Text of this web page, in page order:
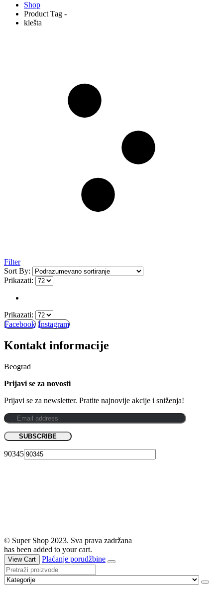
Shop
Product Tag -
klešta
Filter
Sort By:
Prikazati:
Prikazati:
Facebook Instagram
Kontakt informacije
Beograd
Prijavi se za novosti
Prijavi se za newsletter. Pratite najnovije akcije i sniženja!
90345
© Super Shop 2023. Sva prava zadržana
has been added to your cart.
View Cart Plaćanje porudžbine